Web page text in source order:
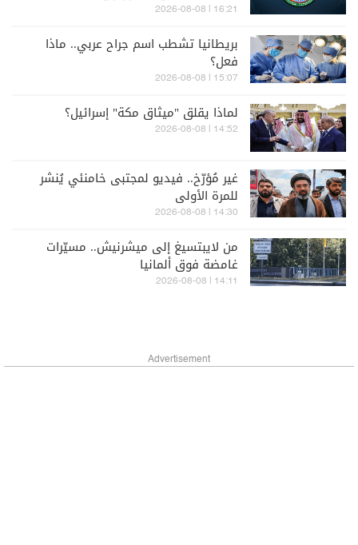
16:21 | 2026-08-08
بريطانيا تشطب اسم جراح عربي.. ماذا
فعل؟
15:07 | 2026-08-08
لماذا يقلق "ميثاق مكة" إسرائيل؟
14:52 | 2026-08-08
غير مُؤرّخ.. فيديو لمجتبى خامنئي يُنشر
للمرة الأولى
14:30 | 2026-08-08
من لايبتسيغ إلى ميشرنيش.. مسيّرات
غامضة فوق ألمانيا
14:11 | 2026-08-08
Advertisement